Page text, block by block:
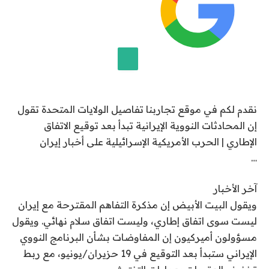
ي
و
ن
ي
2
0
2
6
نقدم لكم في موقع تجاربنا تفاصيل الولايات المتحدة تقول
إن المحادثات النووية الإيرانية تبدأ بعد توقيع الاتفاق
الإطاري | الحرب الأمريكية الإسرائيلية على أخبار إيران
…
آخر الأخبار
ويقول البيت الأبيض إن مذكرة التفاهم المقترحة مع إيران
ليست سوى اتفاق إطاري، وليست اتفاق سلام نهائي. ويقول
مسؤولون أميركيون إن المفاوضات بشأن البرنامج النووي
الإيراني ستبدأ بعد التوقيع في 19 حزيران/يونيو، مع ربط